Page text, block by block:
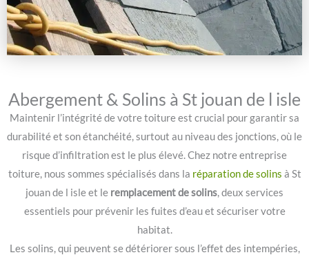
Abergement & Solins à St jouan de l isle
Maintenir l’intégrité de votre toiture est crucial pour garantir sa
durabilité et son étanchéité, surtout au niveau des jonctions, où le
risque d’infiltration est le plus élevé. Chez notre entreprise
toiture, nous sommes spécialisés dans la réparation de solins à St
jouan de l isle et le remplacement de solins, deux services
essentiels pour prévenir les fuites d’eau et sécuriser votre
habitat.
Les solins, qui peuvent se détériorer sous l’effet des intempéries,